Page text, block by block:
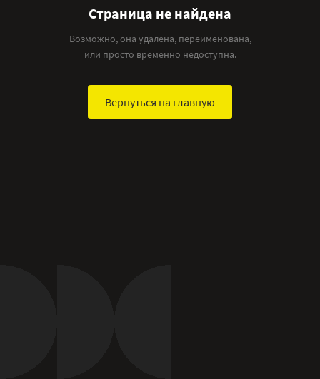
Страница не найдена
Возможно, она удалена, переименована,
или просто временно недоступна.
Вернуться на главную